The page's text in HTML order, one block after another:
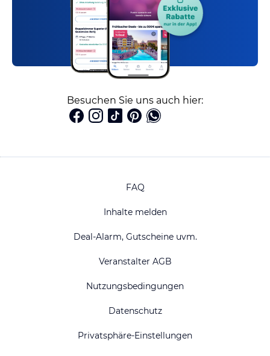
Besuchen Sie uns auch hier:
FAQ
Inhalte melden
Deal-Alarm, Gutscheine uvm.
Veranstalter AGB
Nutzungsbedingungen
Datenschutz
Privatsphäre-Einstellungen